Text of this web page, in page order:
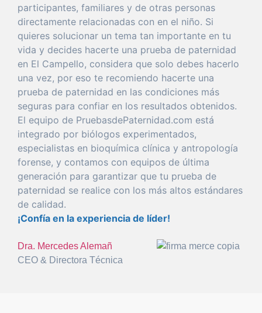
participantes, familiares y de otras personas
directamente relacionadas con en el niño. Si
quieres solucionar un tema tan importante en tu
vida y decides hacerte una prueba de paternidad
en El Campello, considera que solo debes hacerlo
una vez, por eso te recomiendo hacerte una
prueba de paternidad en las condiciones más
seguras para confiar en los resultados obtenidos.
El equipo de PruebasdePaternidad.com está
integrado por biólogos experimentados,
especialistas en bioquímica clínica y antropología
forense, y contamos con equipos de última
generación para garantizar que tu prueba de
paternidad se realice con los más altos estándares
de calidad.
¡Confía en la experiencia de líder!
Dra. Mercedes Alemañ
CEO & Directora Técnica